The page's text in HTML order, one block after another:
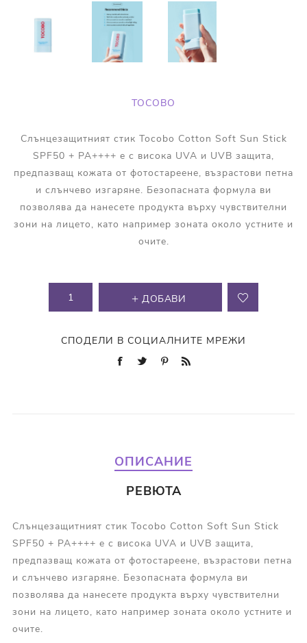
TOCOBO
Слънцезащитният стик Tocobo Cotton Soft Sun Stick
SPF50 + PA++++ е с високa UVA и UVB защита,
предпазващ кожата от фотостареене, възрастови петна
и слънчево изгаряне. Безопасната формула ви
позволява да нанесете продукта върху чувствителни
зони на лицето, като например зоната около устните и
очите.
ДОБАВИ
СПОДЕЛИ В СОЦИАЛНИТЕ МРЕЖИ
ОПИСАНИЕ
РЕВЮТА
Слънцезащитният стик Tocobo Cotton Soft Sun Stick
SPF50 + PA++++ е с високa UVA и UVB защита,
предпазващ кожата от фотостареене, възрастови петна
и слънчево изгаряне. Безопасната формула ви
позволява да нанесете продукта върху чувствителни
зони на лицето, като например зоната около устните и
очите.